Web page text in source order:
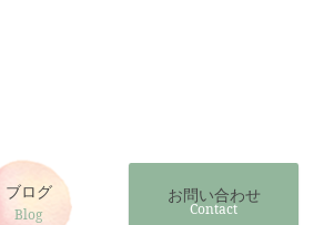
ブログ
Blog
お問い合わせ
Contact